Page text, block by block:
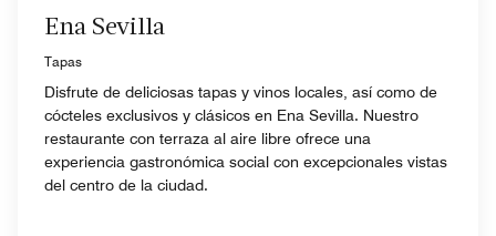
Ena Sevilla
Tapas
Disfrute de deliciosas tapas y vinos locales, así como de
cócteles exclusivos y clásicos en Ena Sevilla. Nuestro
restaurante con terraza al aire libre ofrece una
experiencia gastronómica social con excepcionales vistas
del centro de la ciudad.